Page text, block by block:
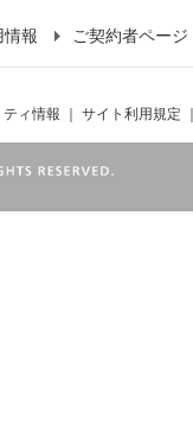
情報 ご契約者ページ
ティ情報 サイト利用規定